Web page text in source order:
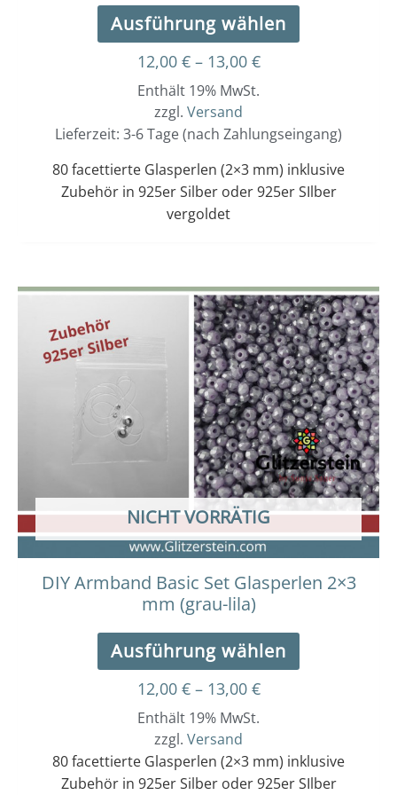
Ausführung wählen
12,00 € – 13,00 €
Enthält 19% MwSt.
zzgl. Versand
Lieferzeit: 3-6 Tage (nach Zahlungseingang)
80 facettierte Glasperlen (2×3 mm) inklusive
Zubehör in 925er Silber oder 925er SIlber
vergoldet
NICHT VORRÄTIG
DIY Armband Basic Set Glasperlen 2×3
mm (grau-lila)
Ausführung wählen
Dieses
Produkt
weist
mehrere
Varianten
auf.
Die
Optionen
können
auf
der
werden
12,00 € – 13,00 €
Preisspanne:
12,00 €
bis
13,00 €
Enthält 19% MwSt.
zzgl. Versand
80 facettierte Glasperlen (2×3 mm) inklusive
Zubehör in 925er Silber oder 925er SIlber